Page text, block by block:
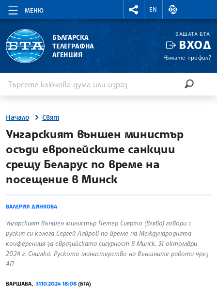
МЕНЮ
RIGHTMENU.SOCIAL
EN
ВАЛУТНИ
БЪЛГАРСКА
ТЕЛЕГРАФНА
АГЕНЦИЯ
ВАШАТА БТА
ВХОД
Нямате профил?
Начало Свят
site.bta
Унгарският външен министър
осъди европейските санкции
срещу Беларус по време на
посещение в Минск
ВАЛЕРИЯ ДИНКОВА
Унгарският външен министър Петер Сиярто (вляво) говори с
руския си колега Сергей Лавров по време на Международната
конференция за евразийската сигурност в Минск, 31 октомври
2024 г. Снимка: Руското министерство на външните работи чрез
АП
ВАРШАВА, 31.10.2024 18:08 (БТА)